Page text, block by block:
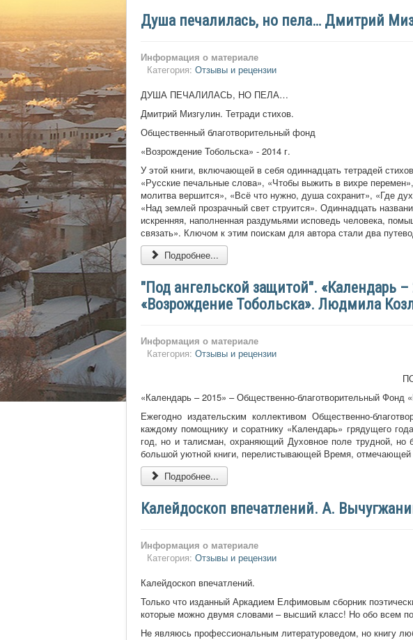
Душа печалилась, но пела… Дмитрий
Информация о материале
Категория: Отзывы и рецензии
ДУША ПЕЧАЛИЛАСЬ, НО ПЕЛА…
Дмитрий Мизгулин. Тетради стихов.
Общественный благотворительный фонд
«Возрождение Тобольска» - 2014 г.
У этой книги, включающей в себя одиннадцать тетрадей
«Русские печальные слова», «Чтобы выжить в вихре
молитва вершится», «Всё что нужно, душа сохранит», «Где
«Над землей прозрачный свет струится». Одиннадцать
искренняя, наполненная раздумьями исповедь человека,
связать». Ключом к этим поискам для автора стали два
Подробнее...
"Под ангельской защитой". «Календарь
«Возрождение Тобольска». Людмила
Информация о материале
Категория: Отзывы и рецензии
«Календарь – 2015» – Общественно-благотворительный Фонд
Ежегодно издательским коллективом Общественно-
каждому помощнику и соратнику «Календарь» грядущего
год, но и талисман, охраняющий Духовное поле трудной, но
большой уютной книги, перелистывающей Время,
Подробнее...
Калейдоскоп впечатлений. А.
Информация о материале
Категория: Отзывы и рецензии
Калейдоскоп впечатлений.
Только что изданный Аркадием Елфимовым сборник
которые можно двумя словами – высший класс! Но обо всем
Не являюсь профессиональным литературоведом, но книгу